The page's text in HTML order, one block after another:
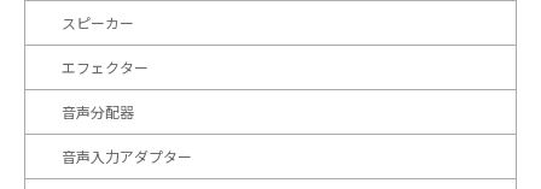
スピーカー
エフェクター
音声分配器
音声入力アダプター